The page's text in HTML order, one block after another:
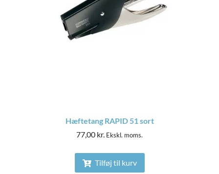
Hæftetang RAPID 51 sort
77,00 kr. Ekskl. moms.
Tilføj til kurv